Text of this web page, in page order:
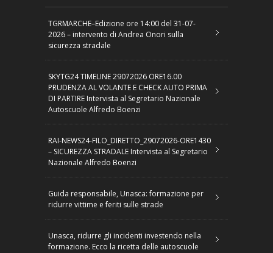
TGRMARCHE–Edizione ore 14:00 del 31-07-
2026 – intervento di Andrea Onori sulla
sicurezza stradale
SKYTG24 TIMELINE 29072026 ORE16.00
PRUDENZA AL VOLANTE E CHECK AUTO PRIMA
DI PARTIRE Intervista al Segretario Nazionale
Autoscuole Alfredo Boenzi
RAI-NEWS24-FILO_DIRETTO_29072026-ORE1430
– SICUREZZA STRADALE Intervista al Segretario
Nazionale Alfredo Boenzi
Guida responsabile, Unasca: formazione per
ridurre vittime e feriti sulle strade
Unasca, ridurre gli incidenti investendo nella
formazione. Ecco la ricetta delle autoscuole